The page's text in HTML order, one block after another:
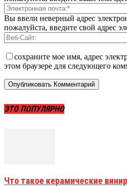
Вы ввели неверный адрес
пожалуйста, введите свой адрес
сохраните мое имя, адрес
этом браузере для следующего
ЭТО ПОПУЛЯРНО
Что такое керамические